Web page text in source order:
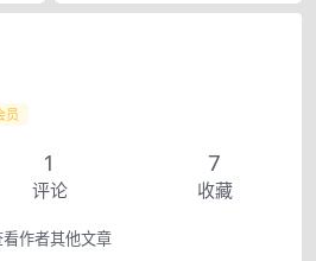
员
1
评论
7
收藏
看作者其他文章